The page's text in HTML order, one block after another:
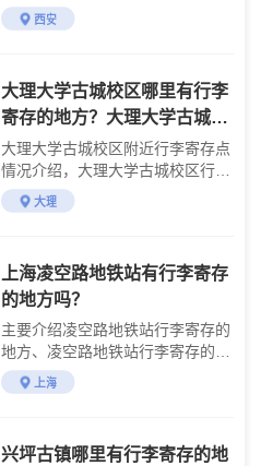
略
西安
大理大学古城校区哪里有行李
寄存的地方？大理大学古城校
区行李寄存怎么收费？
大理大学古城校区附近行李寄存点
情况介绍，大理大学古城校区行李
寄存点收费标准介绍
大理
上海凌空路地铁站有行李寄存
的地方吗？
主要介绍凌空路地铁站行李寄存的
地方、凌空路地铁站行李寄存的费
用及使用方法
上海
兴坪古镇哪里有行李寄存的地